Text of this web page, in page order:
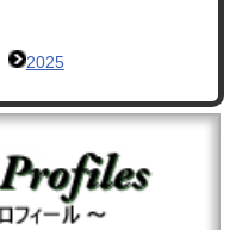
2025